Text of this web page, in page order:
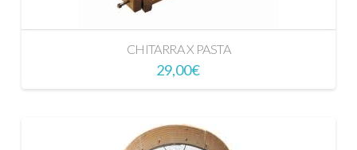
CHITARRA X PASTA
29,00€